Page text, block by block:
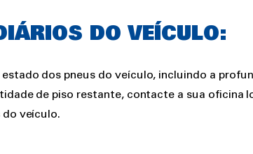
DO VEÍCULO:
dos pneus do veículo, incluindo a
de piso restante, contacte a sua oficina
do veículo.